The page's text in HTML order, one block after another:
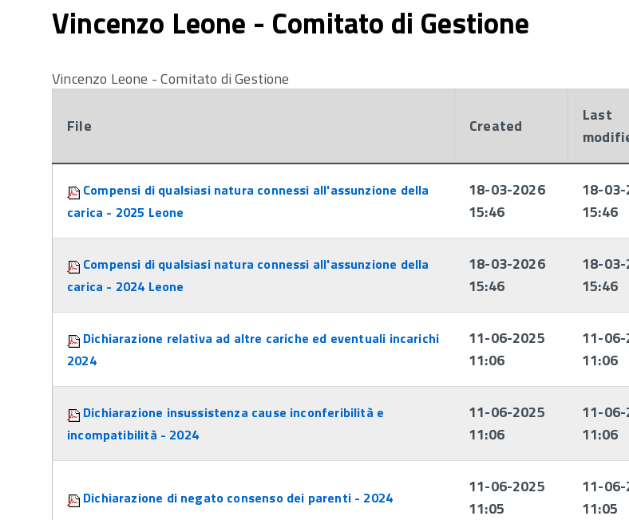
Vincenzo Leone - Comitato di Gestione
Vincenzo Leone - Comitato di Gestione
File Created
Last
Compensi di qualsiasi natura connessi all'assunzione della
carica - 2025 Leone
18-03-2026
15:46
18-
15:46
Compensi di qualsiasi natura connessi all'assunzione della
carica - 2024 Leone
18-03-2026
15:46
18-
15:46
Dichiarazione relativa ad altre cariche ed eventuali incarichi
2024
11-06-2025
11:06
11-
11:06
Dichiarazione insussistenza cause inconferibilità e
incompatibilità - 2024
11-06-2025
11:06
11-
11:06
Dichiarazione di negato consenso dei parenti - 2024
11-06-2025
11:05
11-
11:05